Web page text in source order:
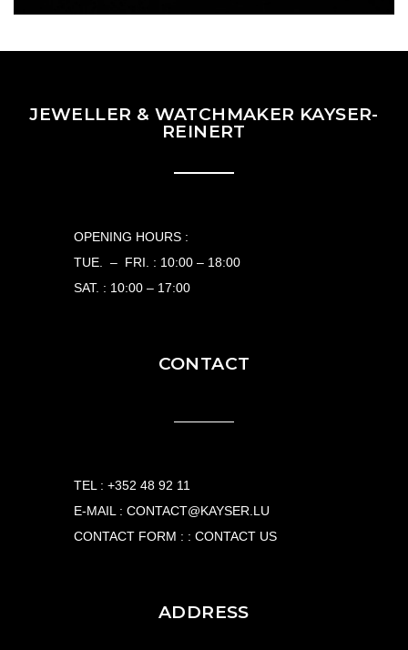
JEWELLER & WATCHMAKER KAYSER-
REINERT
OPENING HOURS :
TUE. – FRI. : 10:00 – 18:00
SAT. : 10:00 – 17:00
CONTACT
TEL :+352 48 92 11
E-MAIL :CONTACT@KAYSER.LU
CONTACT FORM : :CONTACT US
ADDRESS